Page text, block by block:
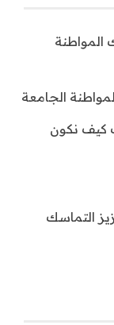
المواطنة
الجامعة
كيف نكون
التماسك